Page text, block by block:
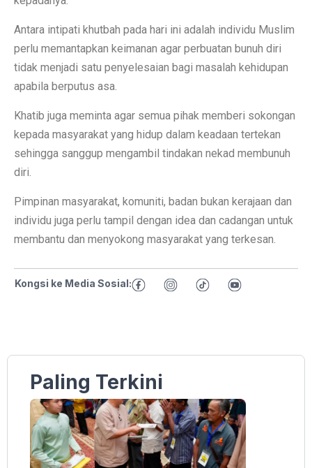
Antara intipati khutbah pada hari ini adalah individu Muslim
perlu memantapkan keimanan agar perbuatan bunuh diri
tidak menjadi satu penyelesaian bagi masalah kehidupan
apabila berputus asa.
Khatib juga meminta agar semua pihak memberi sokongan
kepada masyarakat yang hidup dalam keadaan tertekan
sehingga sanggup mengambil tindakan nekad membunuh
diri.
Pimpinan masyarakat, komuniti, badan bukan kerajaan dan
individu juga perlu tampil dengan idea dan cadangan untuk
membantu dan menyokong masyarakat yang terkesan.
Kongsi ke Media Sosial:
Paling Terkini